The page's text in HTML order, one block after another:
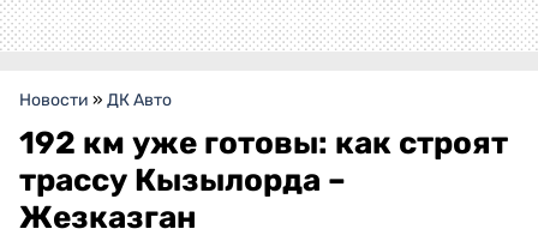
Новости » ДК Авто
192 км уже готовы: как строят
трассу Кызылорда –
Жезказган